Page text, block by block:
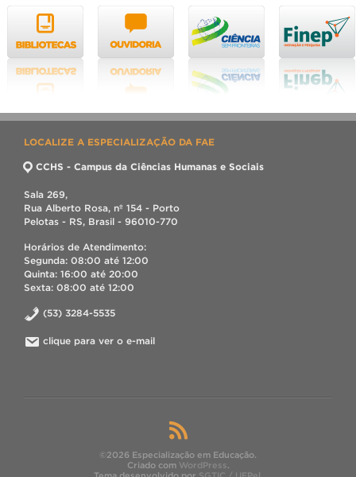
LOCALIZE A ESPECIALIZAÇÃO DA FAE
CCHS - Campus da Ciências Humanas e Sociais
Sala 269,
Rua Alberto Rosa, nº 154 - Porto
Pelotas - RS, Brasil - 96010-770
Horários de Atendimento:
Segunda: 08:00 até 12:00
Quinta: 16:00 até 20:00
Sexta: 08:00 até 12:00
(53) 3284-5535
clique para ver o e-mail
©2026 Especialização em Educação.
Criado com WordPress.